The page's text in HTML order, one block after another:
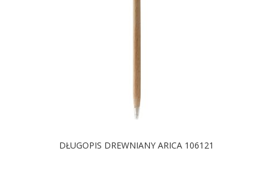
DŁUGOPIS DREWNIANY ARICA 106121